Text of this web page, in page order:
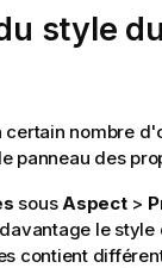
style
certain nombre
panneau des
sous Aspect>
le style
contient